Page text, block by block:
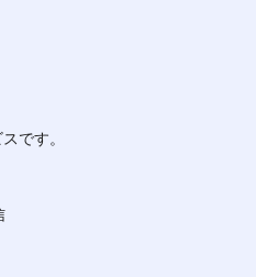
です。